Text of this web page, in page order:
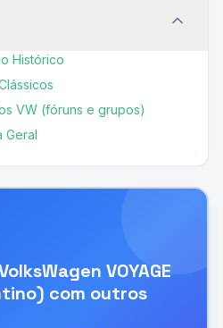
Histórico
VW (fóruns e grupos)
Geral
VOYAGE
com outros